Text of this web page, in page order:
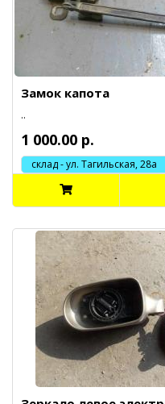
Замок капота
..
1 000.00 р.
склад - ул. Тагильская, 28а